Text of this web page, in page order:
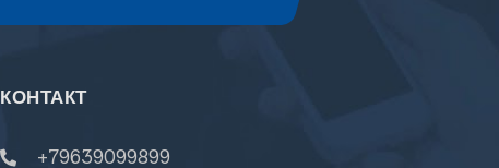
КОНТАКТ
+79639099899